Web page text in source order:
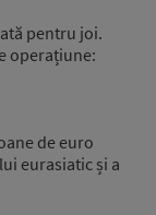
pentru joi.
operațiune:
de euro
eurasiatic și a